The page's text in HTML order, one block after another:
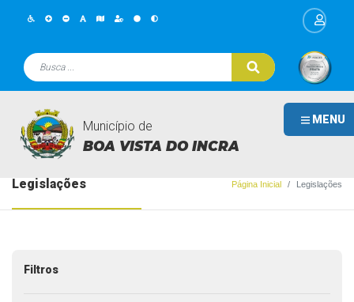
MENU
Município de
BOA VISTA DO INCRA
Legislações Página Inicial Legislações
Filtros